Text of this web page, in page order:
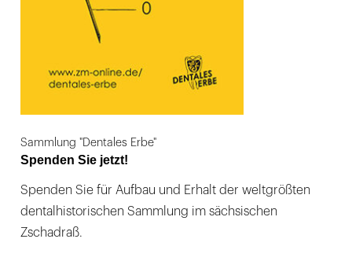
Sammlung "Dentales Erbe"
Spenden Sie jetzt!
Spenden Sie für Aufbau und Erhalt der weltgrößten
dentalhistorischen Sammlung im sächsischen
Zschadraß.